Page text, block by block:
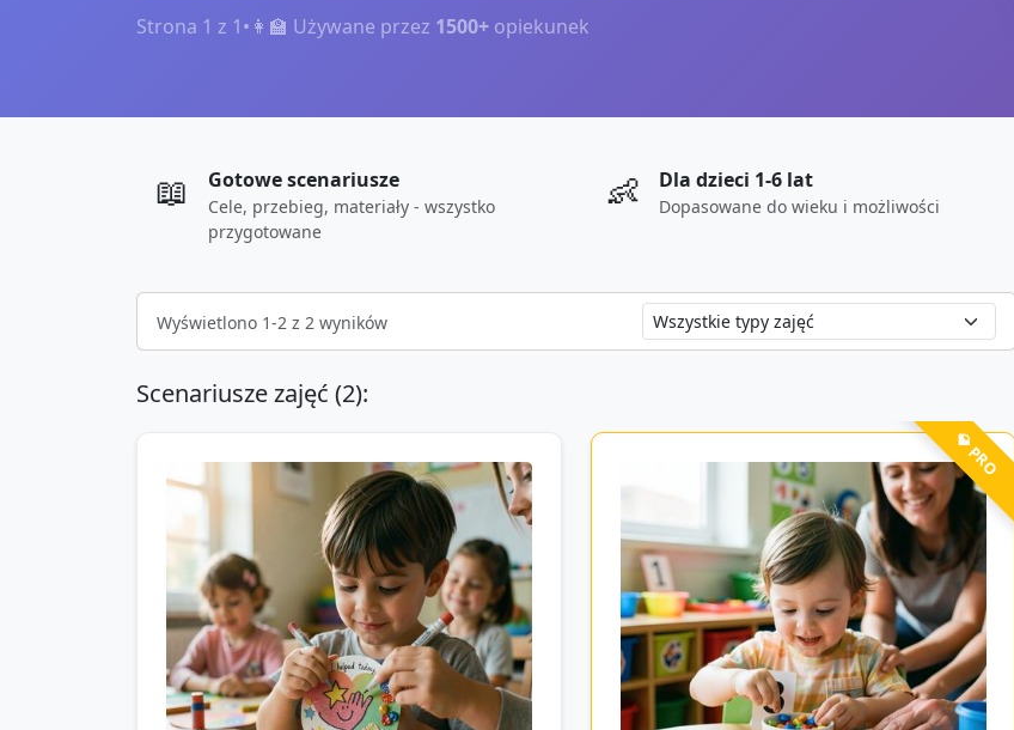
Strona 1 z 1• 👩‍🏫 Używane przez 1500+ opiekunek
📖 Gotowe scenariusze
Cele, przebieg, materiały - wszystko
przygotowane
👶 Dla dzieci 1-6 lat
Dopasowane do wieku i możliwości
Wyświetlono 1-2 z 2 wyników
Scenariusze zajęć (2):
💎 PRO